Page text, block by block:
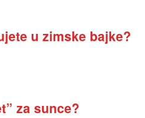
u zimske bajke?
za sunce?